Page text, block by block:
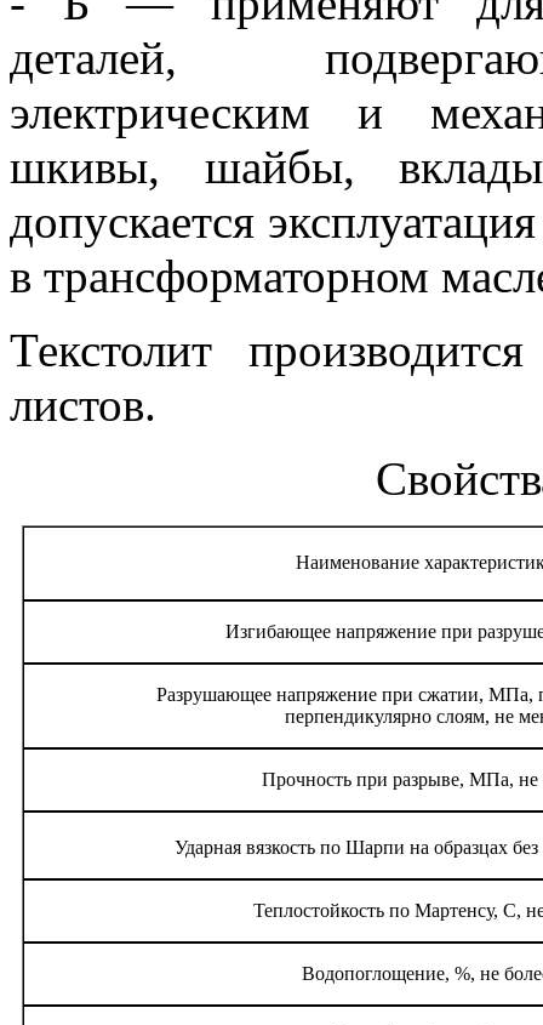
деталей,
электрическим и
шкивы, шайбы,
допускается
в трансформаторном
Текстолит
листов.
Наименование
Изгибающее напряжение при
Разрушающее напряжение при сжатии, МПа,
перпендикулярно слоям, не
Прочность при разрыве, МПа, не
Ударная вязкость по Шарпи на образцах
Теплостойкость по Мартенсу, С,
Водопоглощение, %, не